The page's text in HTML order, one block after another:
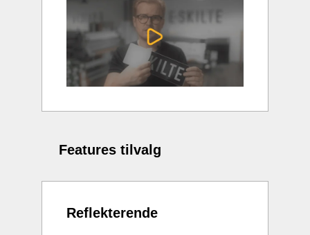
Features tilvalg
Reflekterende